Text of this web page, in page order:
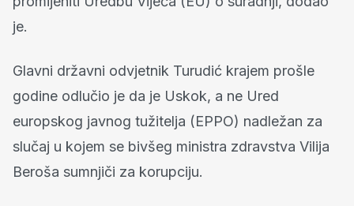
je.
Glavni državni odvjetnik Turudić krajem prošle
godine odlučio je da je Uskok, a ne Ured
europskog javnog tužitelja (EPPO) nadležan za
slučaj u kojem se bivšeg ministra zdravstva Vilija
Beroša sumnjiči za korupciju.